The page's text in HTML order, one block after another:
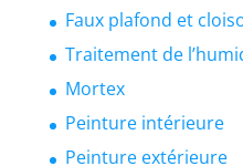
Faux plafond et
Traitement de
Mortex
Peinture intérieure
Peinture extérieure